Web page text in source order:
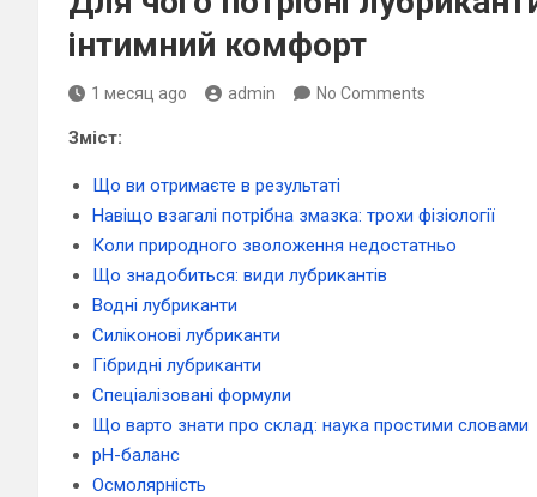
інтимний комфорт
1 месяц ago admin No Comments
Зміст:
Що ви отримаєте в результаті
Навіщо взагалі потрібна змазка: трохи фізіології
Коли природного зволоження недостатньо
Що знадобиться: види лубрикантів
Водні лубриканти
Силіконові лубриканти
Гібридні лубриканти
Спеціалізовані формули
Що варто знати про склад: наука простими словами
pH-баланс
Осмолярність